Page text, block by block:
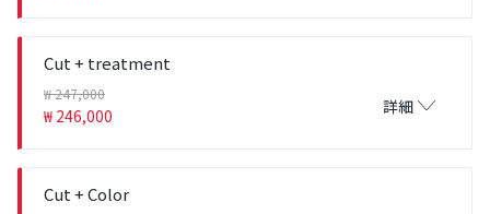
Cut + treatment
₩ 247,000
₩ 246,000 詳細
Cut + Color